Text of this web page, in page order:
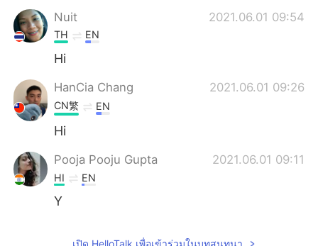
Nuit 2021.06.01 09:54
TH EN
Hi
HanCia Chang 2021.06.01 09:26
CN繁 EN
Hi
Pooja Pooju Gupta 2021.06.01 09:11
HI EN
Y
เปิด HelloTalk เพื่อเข้าร่วมในบทสนทนา